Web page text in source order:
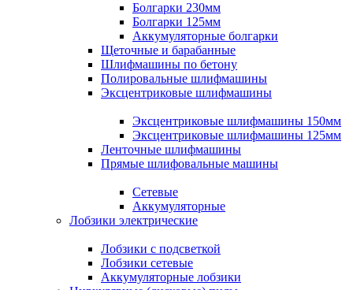
Болгарки 230мм
Болгарки 125мм
Аккумуляторные болгарки
Щеточные и барабанные
Шлифмашины по бетону
Полировальные шлифмашины
Эксцентриковые шлифмашины
Эксцентриковые шлифмашины 150мм
Эксцентриковые шлифмашины 125мм
Ленточные шлифмашины
Прямые шлифовальные машины
Сетевые
Аккумуляторные
Лобзики электрические
Лобзики с подсветкой
Лобзики сетевые
Аккумуляторные лобзики